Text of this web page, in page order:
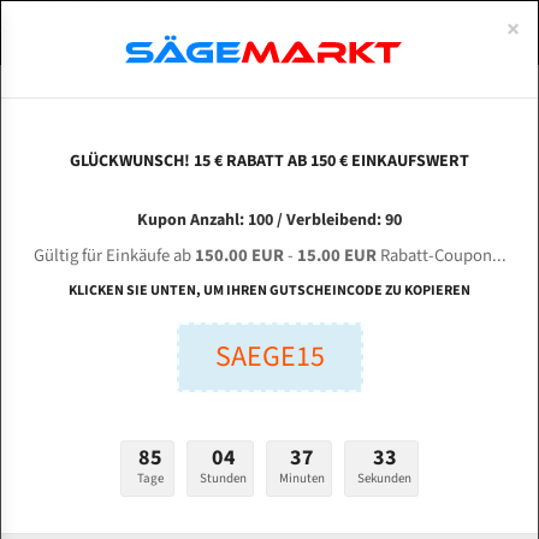
Sandcut Machine Tools K-300 für 4100 mm Bi-
Metall Bandsägeblätter
Länge (mm):
Stärken + Zahnteilung:
mm
ABOUTS
ENGLISH
Bi-Metall Meterware
Fleischerei Bandsägeblätter
Bandmesser Glatt Meterware
Konvex Meterware
×
GLÜCKWUNSCH! 15 € RABATT AB 150 € EINKAUFSWERT
Kupon Anzahl: 100 / Verbleibend: 90
Gültig für Einkäufe ab150.00 EUR- 15.00 EURRabatt-Coupon...
KLICKEN SIE UNTEN, UM IHREN GUTSCHEINCODE ZU KOPIEREN
SAEGE15
85
Tage
04
Stunden
37
Minuten
32
Sekunden